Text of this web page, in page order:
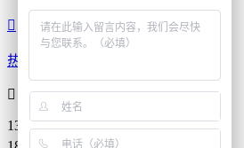

热线

13974836729